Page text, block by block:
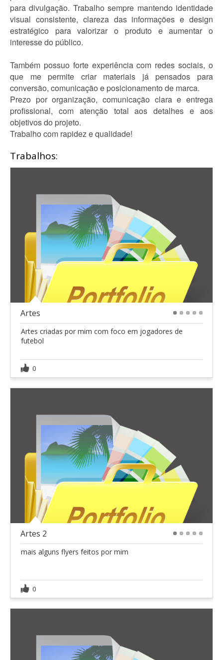
para divulgação. Trabalho sempre mantendo identidade
visual consistente, clareza das informações e design
estratégico para valorizar o produto e aumentar o
interesse do público.
Também possuo forte experiência com redes sociais, o
que me permite criar materiais já pensados para
conversão, comunicação e posicionamento de marca.
Prezo por organização, comunicação clara e entrega
profissional, com atenção total aos detalhes e aos
objetivos do projeto.
Trabalho com rapidez e qualidade!
Trabalhos:
Artes
Artes criadas por mim com foco em jogadores de
futebol
0
Artes 2
mais alguns flyers feitos por mim
0